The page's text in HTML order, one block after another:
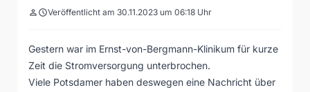
personscheduleVeröffentlicht am 30.11.2023 um 06:18 Uhr
Gestern war im Ernst-von-Bergmann-Klinikum für kurze
Zeit die Stromversorgung unterbrochen.
Viele Potsdamer haben deswegen eine Nachricht über